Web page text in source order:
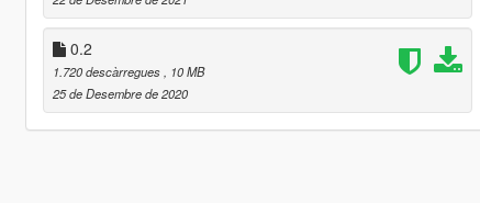
0.2
1.720 descàrregues
, 10 MB
25 de Desembre de 2020